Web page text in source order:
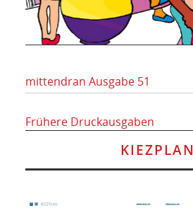
mittendran Ausgabe 51
Frühere Druckausgaben
KIEZPLAN